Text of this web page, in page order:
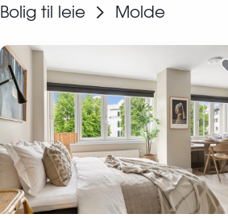
Bolig til leie Molde